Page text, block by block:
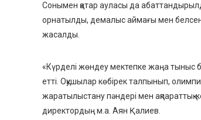
Сонымен қатар ауласы да
орнатылды, демалыс аймағы мен
жасалды.
«Күрделі жөндеу мектепке жаңа тыныс
етті. Оқушылар көбірек талпынып,
жаратылыстану пәндері мен ақпараттық-
директордың м.а. Аян Қалиев.